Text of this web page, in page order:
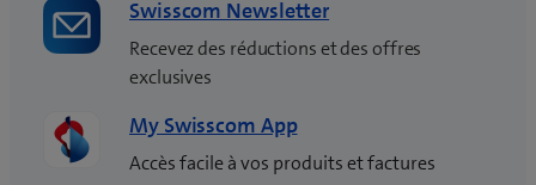
Swisscom Newsletter
Recevez des réductions et des offres
exclusives
My Swisscom App
Accès facile à vos produits et factures